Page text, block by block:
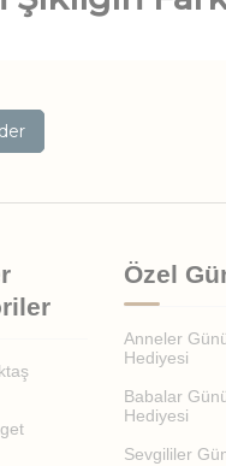
bir şıklık sunar.
Özel
Anneler
Hediyesi
Babalar
Hediyesi
Sevgililer